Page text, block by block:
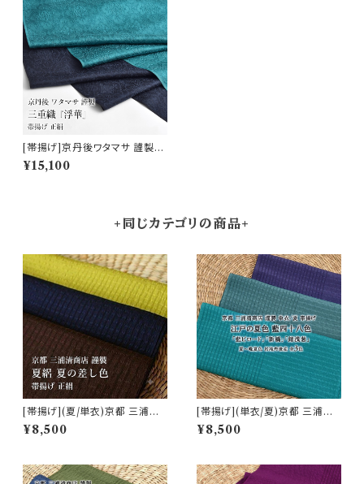
[帯揚げ]京丹後ワタマサ 謹製
三重織 浮華 丹後ちりめん 浮き
織 京ひき染め 正倉院文様 正絹
¥15,100
+同じカテゴリの商品+
[帯揚げ](夏/単衣)京都 三浦清
商店 謹製『夏の差し色』岩滝丹
後ちりめん(商品番号:7460)
¥8,500
[帯揚げ](単衣/夏)京都 三浦清
商店 謹製『江戸の夏色 藍四十
八色』岩滝丹後ちりめん 夏絽(商
¥8,500